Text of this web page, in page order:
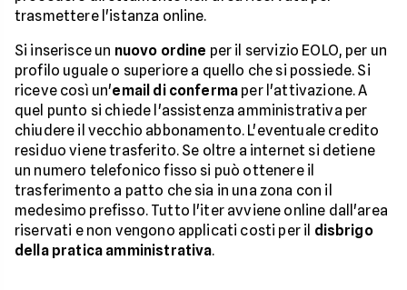
trasmettere l'istanza online.
Si inserisce un nuovo ordine per il servizio EOLO, per un
profilo uguale o superiore a quello che si possiede. Si
riceve così un'email di conferma per l'attivazione. A
quel punto si chiede l'assistenza amministrativa per
chiudere il vecchio abbonamento. L'eventuale credito
residuo viene trasferito. Se oltre a internet si detiene
un numero telefonico fisso si può ottenere il
trasferimento a patto che sia in una zona con il
medesimo prefisso. Tutto l'iter avviene online dall'area
riservati e non vengono applicati costi per il disbrigo
della pratica amministrativa.